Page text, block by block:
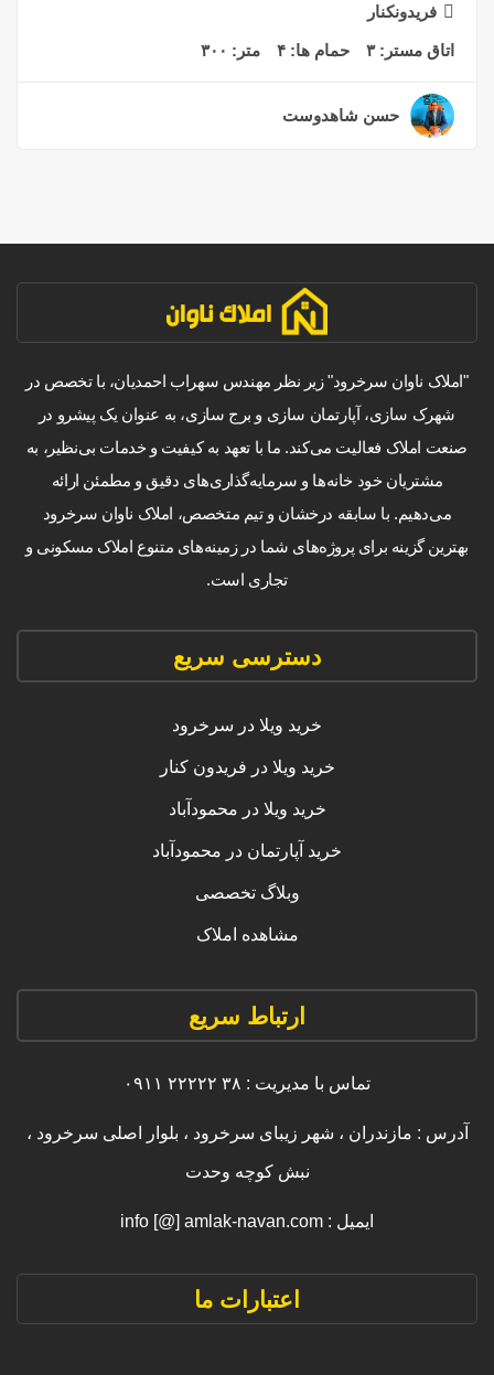
فریدونکنار
اتاق مستر:۳ حمام ها: ۴ متر: ۳۰۰
حسن شاهدوست
"املاک ناوان سرخرود" زیر نظر مهندس سهراب احمدیان، با تخصص در
شهرک سازی، آپارتمان سازی و برج سازی، به عنوان یک پیشرو در
صنعت املاک فعالیت می‌کند. ما با تعهد به کیفیت و خدمات بی‌نظیر، به
مشتریان خود خانه‌ها و سرمایه‌گذاری‌های دقیق و مطمئن ارائه
می‌دهیم. با سابقه درخشان و تیم متخصص، املاک ناوان سرخرود
بهترین گزینه برای پروژه‌های شما در زمینه‌های متنوع املاک مسکونی و
تجاری است.
دسترسی سریع
خرید ویلا در سرخرود
خرید ویلا در فریدون کنار
خرید ویلا در محمودآباد
خرید آپارتمان در محمودآباد
وبلاگ تخصصی
مشاهده املاک
ارتباط سریع
تماس با مدیریت : ۳۸ ۲۲۲۲۲ ۰۹۱۱
آدرس : مازندران ، شهر زیبای سرخرود ، بلوار اصلی سرخرود ،
نبش کوچه وحدت
ایمیل : info [@] amlak-navan.com
اعتبارات ما